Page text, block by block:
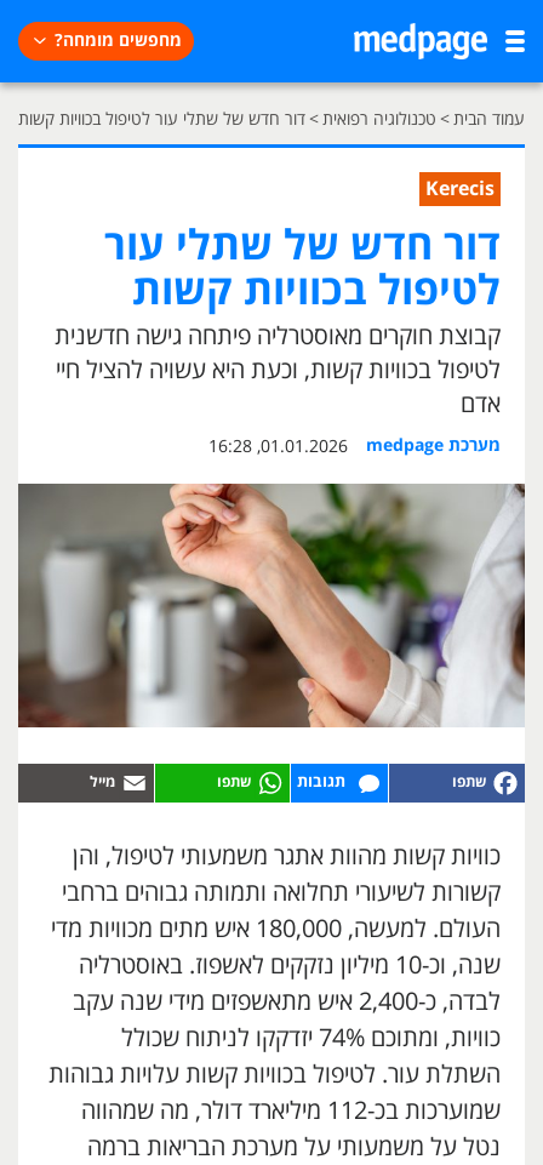
מחפשים מומחה?
עמוד הבית> טכנולוגיה רפואית>דור חדש של שתלי עור לטיפול בכוויות קשות
Kerecis
דור חדש של שתלי עור
לטיפול בכוויות קשות
קבוצת חוקרים מאוסטרליה פיתחה גישה חדשנית
לטיפול בכוויות קשות, וכעת היא עשויה להציל חיי
אדם
מערכת medpage 01.01.2026, 16:28
תגובות
כוויות קשות מהוות אתגר משמעותי לטיפול, והן
קשורות לשיעורי תחלואה ותמותה גבוהים ברחבי
העולם. למעשה, 180,000 איש מתים מכוויות מדי
שנה, וכ-10 מיליון נזקקים לאשפוז. באוסטרליה
לבדה, כ-2,400 איש מתאשפזים מידי שנה עקב
כוויות, ומתוכם 74% יזדקקו לניתוח שכולל
השתלת עור. לטיפול בכוויות קשות עלויות גבוהות
שמוערכות בכ-112 מיליארד דולר, מה שמהווה
נטל על משמעותי על מערכת הבריאות ברמה